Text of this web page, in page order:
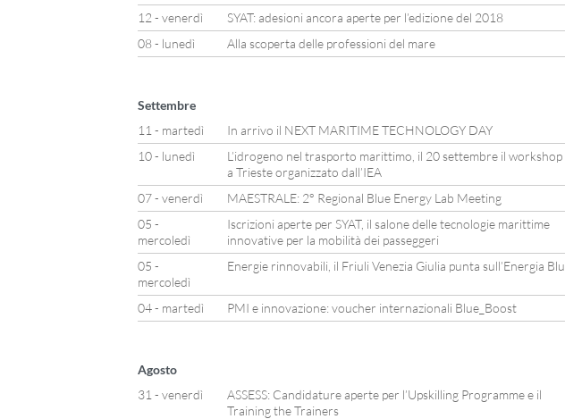
12 - venerdì
SYAT: adesioni ancora aperte per l’edizione del 2018
08 - lunedì
Alla scoperta delle professioni del mare
Settembre
11 - martedì
In arrivo il NEXT MARITIME TECHNOLOGY DAY
10 - lunedì
L’idrogeno nel trasporto marittimo, il 20 settembre il workshop
a Trieste organizzato dall’IEA
07 - venerdì
MAESTRALE: 2° Regional Blue Energy Lab Meeting
05 -
mercoledì
Iscrizioni aperte per SYAT, il salone delle tecnologie marittime
innovative per la mobilità dei passeggeri
05 -
mercoledì
Energie rinnovabili, il Friuli Venezia Giulia punta sull’Energia Blu
04 - martedì PMI e innovazione: voucher internazionali Blue_Boost
Agosto
31 - venerdì
ASSESS: Candidature aperte per l’Upskilling Programme e il
Training the Trainers